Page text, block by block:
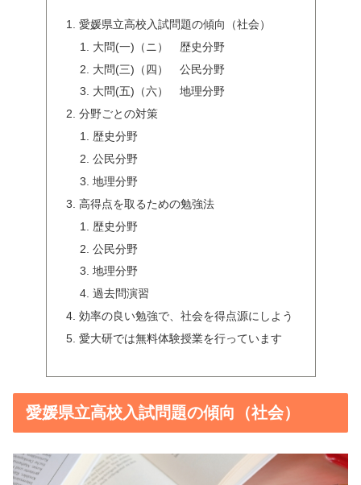
愛媛県立高校入試問題の傾向（社会）
大問(一)（ニ） 歴史分野
大問(三)（四） 公民分野
大問(五)（六） 地理分野
分野ごとの対策
歴史分野
公民分野
地理分野
高得点を取るための勉強法
歴史分野
公民分野
地理分野
過去問演習
効率の良い勉強で、社会を得点源にしよう
愛大研では無料体験授業を行っています
愛媛県立高校入試問題の傾向（社会）